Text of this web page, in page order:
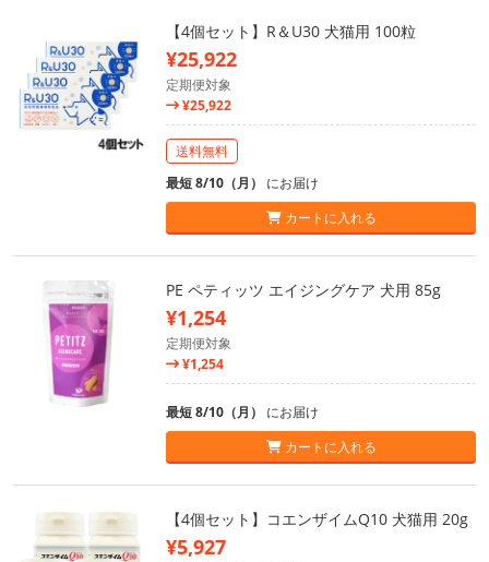
【4個セット】R＆U30 犬猫用 100粒
¥25,922
定期便対象
¥25,922
送料無料
最短 8/10（月） にお届け
カートに入れる
PE ペティッツ エイジングケア 犬用 85g
¥1,254
定期便対象
¥1,254
最短 8/10（月） にお届け
カートに入れる
【4個セット】コエンザイムQ10 犬猫用 20g
¥5,927